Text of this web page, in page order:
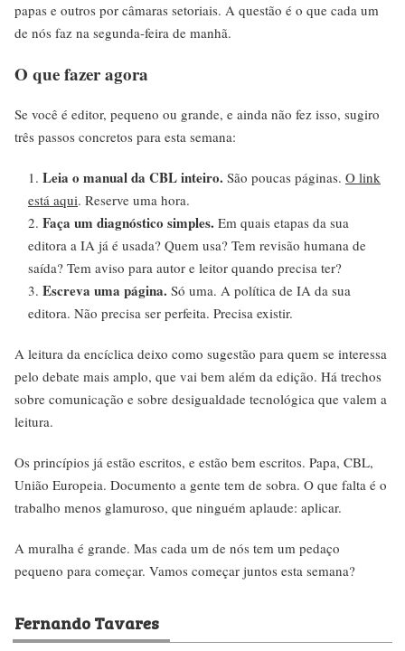
papas e outros por câmaras setoriais. A questão é o que cada um
de nós faz na segunda-feira de manhã.
O que fazer agora
Se você é editor, pequeno ou grande, e ainda não fez isso, sugiro
três passos concretos para esta semana:
Leia o manual da CBL inteiro. São poucas páginas. O link
está aqui. Reserve uma hora.
Faça um diagnóstico simples. Em quais etapas da sua
editora a IA já é usada? Quem usa? Tem revisão humana de
saída? Tem aviso para autor e leitor quando precisa ter?
Escreva uma página. Só uma. A política de IA da sua
editora. Não precisa ser perfeita. Precisa existir.
A leitura da encíclica deixo como sugestão para quem se interessa
pelo debate mais amplo, que vai bem além da edição. Há trechos
sobre comunicação e sobre desigualdade tecnológica que valem a
leitura.
Os princípios já estão escritos, e estão bem escritos. Papa, CBL,
União Europeia. Documento a gente tem de sobra. O que falta é o
trabalho menos glamuroso, que ninguém aplaude: aplicar.
A muralha é grande. Mas cada um de nós tem um pedaço
pequeno para começar. Vamos começar juntos esta semana?
Fernando Tavares